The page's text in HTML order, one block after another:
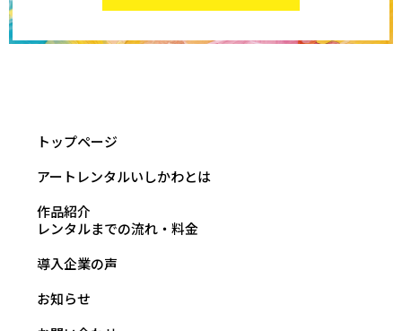
トップページ
アートレンタルいしかわとは
作品紹介
レンタルまでの流れ・料金
導入企業の声
お知らせ